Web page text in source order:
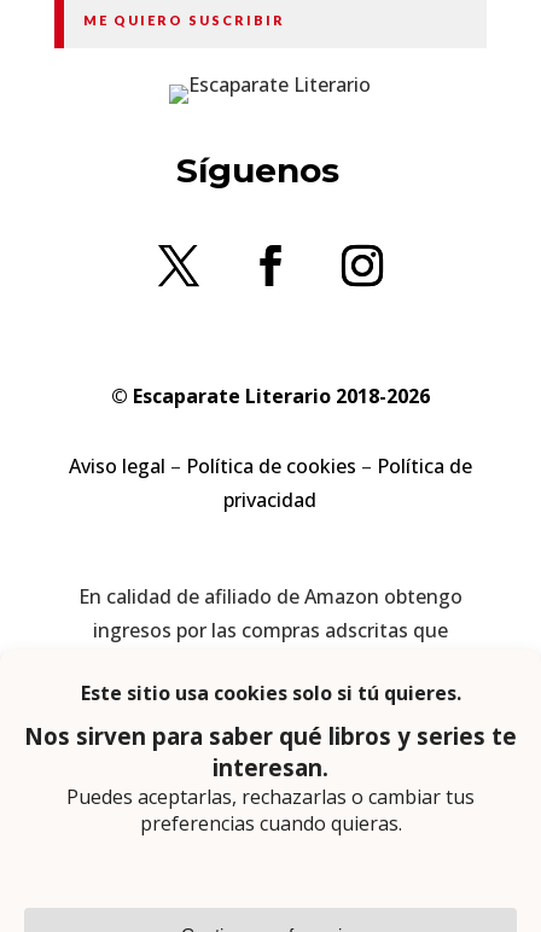
ME QUIERO SUSCRIBIR
Síguenos
© Escaparate Literario 2018-2026
Aviso legal – Política de cookies – Política de
privacidad
En calidad de afiliado de Amazon obtengo
ingresos por las compras adscritas que
Página web diseñada por